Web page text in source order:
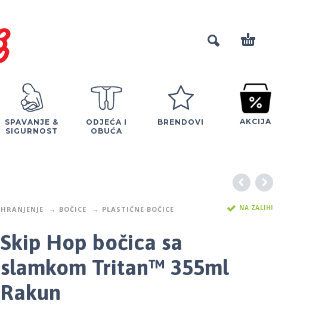
SPAVANJE &
SIGURNOST
ODJEĆA I
OBUĆA
BRENDOVI AKCIJA
HRANJENJE BOČICE PLASTIČNE BOČICE NA ZALIHI
Skip Hop bočica sa
slamkom Tritan™ 355ml
Rakun